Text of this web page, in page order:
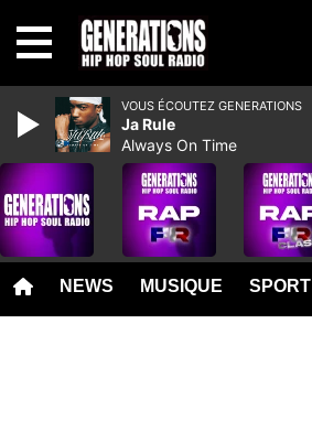
NEWS MUSIQUE SPORT
VOUS ÉCOUTEZ GENERATIONS
Ja Rule
Always On Time